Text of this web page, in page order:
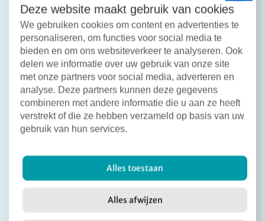
Deze website maakt gebruik van cookies
We gebruiken cookies om content en advertenties te
personaliseren, om functies voor social media te
bieden en om ons websiteverkeer te analyseren. Ook
delen we informatie over uw gebruik van onze site
met onze partners voor social media, adverteren en
analyse. Deze partners kunnen deze gegevens
combineren met andere informatie die u aan ze heeft
verstrekt of die ze hebben verzameld op basis van uw
gebruik van hun services.
Alles toestaan
Alles afwijzen
Bewoners bij wie een meting is uitgevoerd,
hebben inmiddels persoonlijk een brief
ontvangen met daarin de uitslag van hun meting
en een toelichting.
Samen afgerond
We zijn blij met deze uitkomst. De metingen
woningen veilig zijn. Daarmee kunnen we dit
hoofdstuk afronden en weer vooruitkijken.